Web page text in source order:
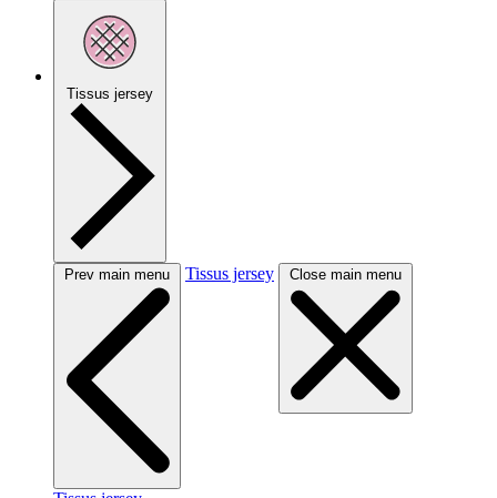
Tissus jersey
Prev main menu Tissus jersey Close main menu